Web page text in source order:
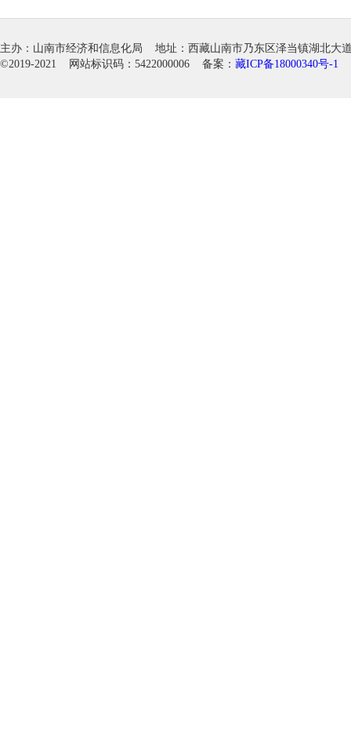
主办：山南市经济和信息化局 地址：西藏山南市乃东区泽当镇湖北大
©2019-2021 网站标识码：5422000006 备案： 藏ICP备18000340号-1